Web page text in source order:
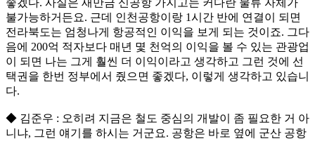
좋겠다. 사실은 새만금 신공항 가지고는 커다란 물류 자체가
불가능하거든요. 근데 인천공항이랑 1시간 반에 연결이 되면
전라북도는 엄청나게 항공적인 이익을 보게 되는 것이죠. 그다
음에 200억 적자보다 매년 몇 천억의 이익을 볼 수 있는 관광업
이 되면 나는 그게 훨씬 더 이익이라고 생각하고 그런 것에 선
택권을 한번 정부에서 줬으면 좋겠다, 이렇게 생각하고 있습니
다.
◆ 김준우 : 오히려 지금은 철도 중심의 개발이 좀 필요한 거 아
니냐, 그런 얘기를 하시는 거군요. 공항은 바로 옆에 군산 공항